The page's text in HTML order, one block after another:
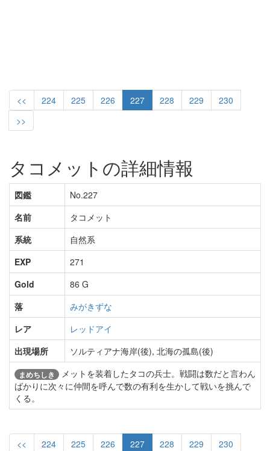
<< 224 225 226 227 228 229
230
>>
タコメットの詳細情報
図鑑
No.227
名前
タコメット
系統
自然系
EXP
271
Gold
86 G
落
みがきずな
レア
レッドアイ
出現場所
ソルティアナ海岸(後), 北海の孤島(後)
まめちしき
メットを装着したタコの兵士。戦闘は数だと言わん
ばかりに次々に仲間を呼んで数の有利を生かして戦いを挑んで
くる。
<< 224 225 226 227 228 229
230